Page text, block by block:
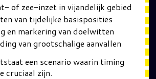
of zee-inzet in vijandelijk gebied
van tijdelijke basisposities
en markering van doelwitten
van grootschalige aanvallen
een scenario waarin timing
cruciaal zijn.